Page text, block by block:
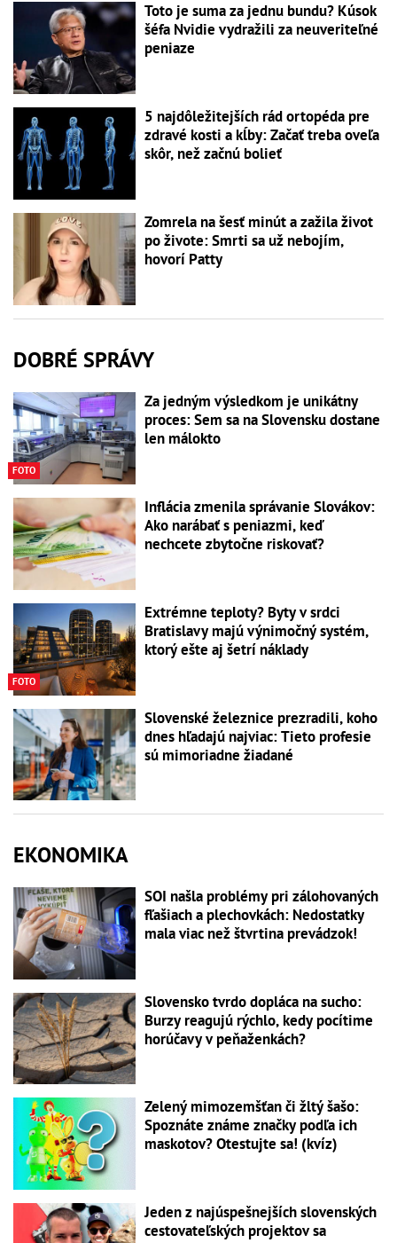
Toto je suma za jednu bundu? Kúsok
šéfa Nvidie vydražili za neuveriteľné
peniaze
5 najdôležitejších rád ortopéda pre
zdravé kosti a kĺby: Začať treba oveľa
skôr, než začnú bolieť
Zomrela na šesť minút a zažila život
po živote: Smrti sa už nebojím,
hovorí Patty
DOBRÉ SPRÁVY
FOTO
Za jedným výsledkom je unikátny
proces: Sem sa na Slovensku dostane
len málokto
Inflácia zmenila správanie Slovákov:
Ako narábať s peniazmi, keď
nechcete zbytočne riskovať?
FOTO
Extrémne teploty? Byty v srdci
Bratislavy majú výnimočný systém,
ktorý ešte aj šetrí náklady
Slovenské železnice prezradili, koho
dnes hľadajú najviac: Tieto profesie
sú mimoriadne žiadané
EKONOMIKA
SOI našla problémy pri zálohovaných
fľašiach a plechovkách: Nedostatky
mala viac než štvrtina prevádzok!
Slovensko tvrdo dopláca na sucho:
Burzy reagujú rýchlo, kedy pocítime
horúčavy v peňaženkách?
Zelený mimozemšťan či žltý šašo:
Spoznáte známe značky podľa ich
maskotov? Otestujte sa! (kvíz)
Jeden z najúspešnejších slovenských
cestovateľských projektov sa